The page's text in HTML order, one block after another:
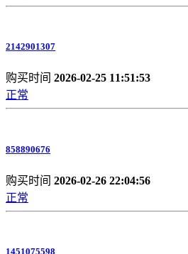
2142901307
购买时间 2026-02-25 11:51:53
正常
858890676
购买时间 2026-02-26 22:04:56
正常
1451075598